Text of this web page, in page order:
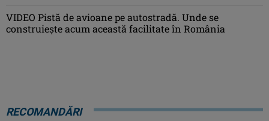
VIDEO Pistă de avioane pe autostradă. Unde se
construiește acum această facilitate în România
RECOMANDĂRI